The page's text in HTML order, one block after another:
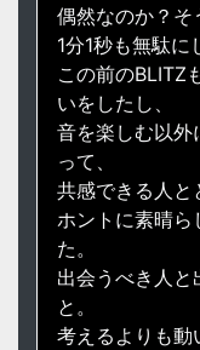
偶然なのか？そ
1分1秒も無駄に
この前のBLITZ
いをしたし、
音を楽しむ以外
って、
共感できる人と
ホントに素晴ら
た。
出会うべき人
と。
考えるよりも動